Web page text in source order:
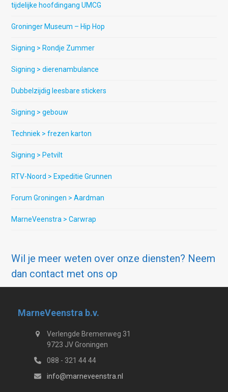
tijdelijke hoofdingang UMCG
Groninger Museum – Hip Hop
Signing > Rondje Zummer
Signing > dierenambulance
Dubbelzijdig leesbare stickers
Signing > gebouw
Techniek > frezen karton
Signing > Petvilt
RTV-Noord > Expeditie Grunnen
Forum Groningen > Aardman
MarneVeenstra > Carwrap
Wil je meer weten over onze diensten? Neem
dan contact met ons op
MarneVeenstra b.v.
Verlengde Bremenweg 31
9723 JV Groningen
088 - 321 44 44
info@marneveenstra.nl